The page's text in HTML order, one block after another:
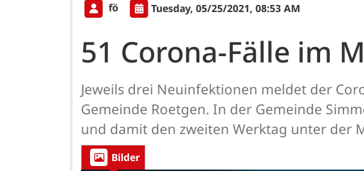
fö Tuesday, 05/25/2021, 08:53 AM
51 Corona-Fälle im
Jeweils drei Neuinfektionen meldet der
Gemeinde Roetgen. In der Gemeinde
und damit den zweiten Werktag unter der
Bilder